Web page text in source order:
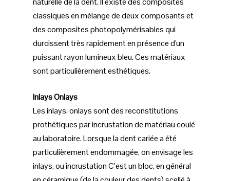
classiques en mélange de deux composants et
des composites photopolymérisables qui
durcissent très rapidement en présence d'un
puissant rayon lumineux bleu. Ces matériaux
sont particulièrement esthétiques.
Inlays Onlays
Les inlays, onlays sont des reconstitutions
prothétiques par incrustation de matériau coulé
au laboratoire. Lorsque la dent cariée a été
particulièrement endommagée, on envisage les
inlays, ou incrustation C’est un bloc, en général